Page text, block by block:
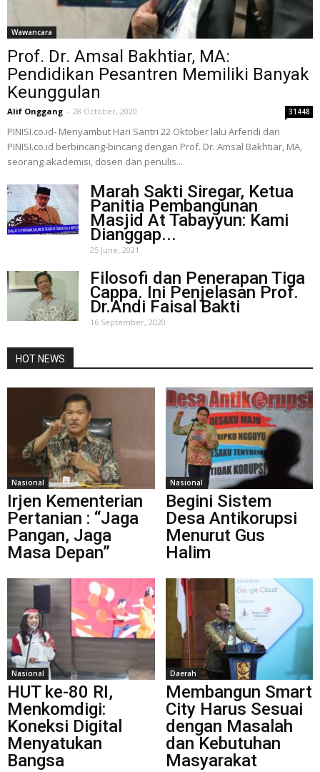
Wawancara
Prof. Dr. Amsal Bakhtiar, MA:
Pendidikan Pesantren Memiliki Banyak
Keunggulan
Alif Onggang - 28 October, 2020 31448
PINISI.co.id- Menyambut Hari Santri 22 Oktober lalu Arfendi dari
PINISI.co.id berbincang-bincang dengan Prof. Dr. Amsal Bakhtiar, MA,
seorang akademisi, dosen dan penulis...
Marah Sakti Siregar, Ketua
Panitia Pembangunan
Masjid At Tabayyun: Kami
Dianggap...
25 June, 2021
Filosofi dan Penerapan Tiga
Cappa. Ini Penjelasan Prof.
Dr.Andi Faisal Bakti
16 September, 2020
HOT NEWS
Nasional
Irjen Kementerian
Pertanian : “Jaga
Pangan, Jaga
Masa Depan”
Nasional
Begini Sistem
Desa Antikorupsi
Menurut Gus
Halim
Nasional
HUT ke-80 RI,
Menkomdigi:
Koneksi Digital
Menyatukan
Bangsa
Daerah
Membangun Smart
City Harus Sesuai
dengan Masalah
dan Kebutuhan
Masyarakat